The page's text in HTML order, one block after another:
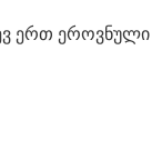
ერთ ეროვნული